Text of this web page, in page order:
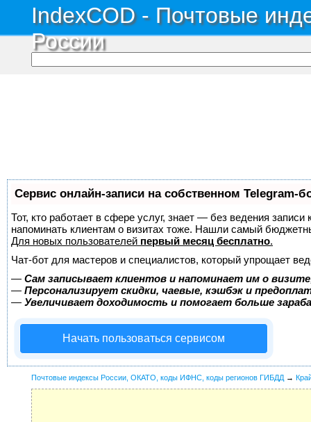
IndexCOD - Почтовые
России
Сервис онлайн-записи на собственном Telegram-
Тот, кто работает в сфере услуг, знает — без ведения
напоминать клиентам о визитах тоже. Нашли самый
Для новых пользователей первый месяц бесплатно.
Чат-бот для мастеров и специалистов, который упрощает
— Сам записывает клиентов и напоминает им о
— Персонализирует скидки, чаевые, кэшбэк и
— Увеличивает доходимость и помогает больше
Начать пользоваться сервисом
Почтовые индексы России, ОКАТО, коды ИФНС, коды регионов ГИБДД →